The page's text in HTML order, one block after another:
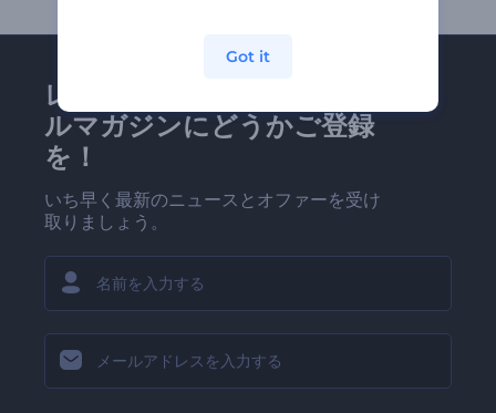
レンダーフォレストのメー
ルマガジンにどうかご登録
を！
いち早く最新のニュースとオファーを受け
取りましょう。
Got it